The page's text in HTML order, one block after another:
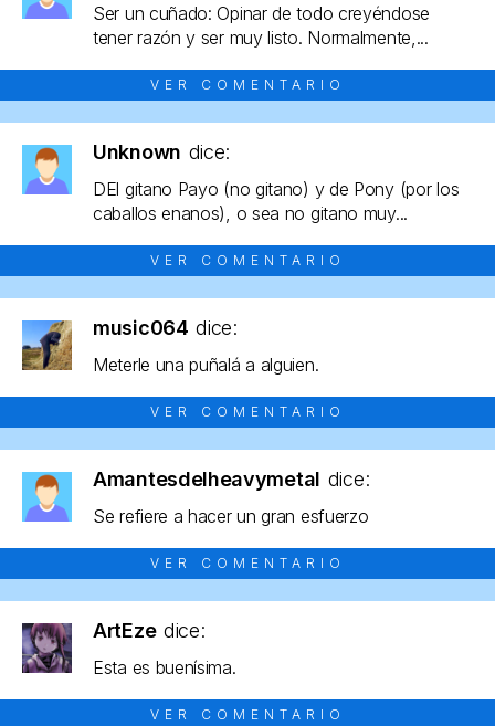
Ser un cuñado: Opinar de todo creyéndose
tener razón y ser muy listo. Normalmente,...
VER COMENTARIO
Unknown dice:
DEl gitano Payo (no gitano) y de Pony (por los
caballos enanos), o sea no gitano muy...
VER COMENTARIO
music064 dice:
Meterle una puñalá a alguien.
VER COMENTARIO
Amantesdelheavymetal dice:
Se refiere a hacer un gran esfuerzo
VER COMENTARIO
ArtEze dice:
Esta es buenísima.
VER COMENTARIO